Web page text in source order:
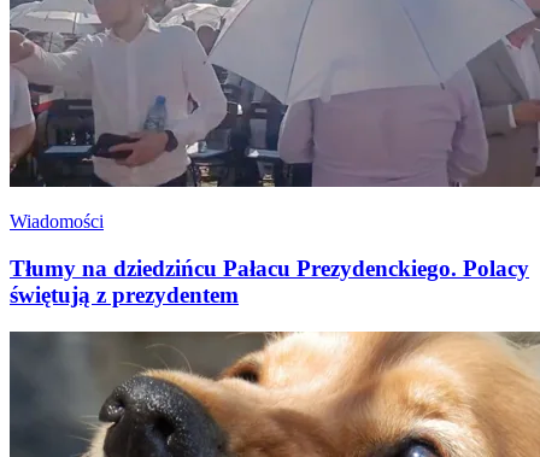
Wiadomości
Tłumy na dziedzińcu Pałacu Prezydenckiego. Polacy
świętują z prezydentem